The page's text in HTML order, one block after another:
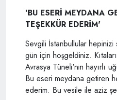
'BU ESERİ MEYDANA
TEŞEKKÜR EDERİM'
Sevgili İstanbullular hepinizi
gün için hoşgeldiniz.
Avrasya Tüneli'nin hayırlı
Bu eseri meydana getiren
ederim. Bu vesile ile aziz